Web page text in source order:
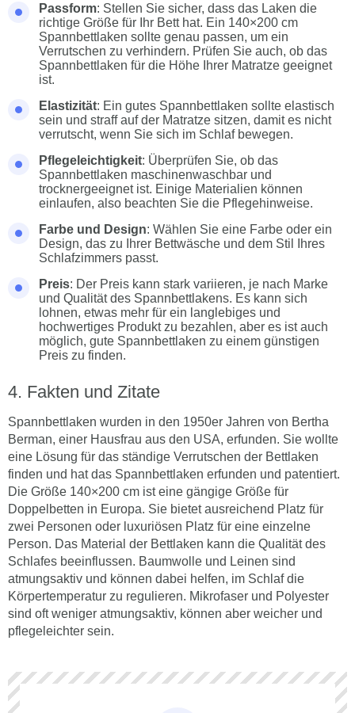
Passform: Stellen Sie sicher, dass das Laken die
richtige Größe für Ihr Bett hat. Ein 140×200 cm
Spannbettlaken sollte genau passen, um ein
Verrutschen zu verhindern. Prüfen Sie auch, ob das
Spannbettlaken für die Höhe Ihrer Matratze geeignet
ist.
Elastizität: Ein gutes Spannbettlaken sollte elastisch
sein und straff auf der Matratze sitzen, damit es nicht
verrutscht, wenn Sie sich im Schlaf bewegen.
Pflegeleichtigkeit: Überprüfen Sie, ob das
Spannbettlaken maschinenwaschbar und
trocknergeeignet ist. Einige Materialien können
einlaufen, also beachten Sie die Pflegehinweise.
Farbe und Design: Wählen Sie eine Farbe oder ein
Design, das zu Ihrer Bettwäsche und dem Stil Ihres
Schlafzimmers passt.
Preis: Der Preis kann stark variieren, je nach Marke
und Qualität des Spannbettlakens. Es kann sich
lohnen, etwas mehr für ein langlebiges und
hochwertiges Produkt zu bezahlen, aber es ist auch
möglich, gute Spannbettlaken zu einem günstigen
Preis zu finden.
Fakten und Zitate
Spannbettlaken wurden in den 1950er Jahren von Bertha
Berman, einer Hausfrau aus den USA, erfunden. Sie wollte
eine Lösung für das ständige Verrutschen der Bettlaken
finden und hat das Spannbettlaken erfunden und patentiert.
Die Größe 140×200 cm ist eine gängige Größe für
Doppelbetten in Europa. Sie bietet ausreichend Platz für
zwei Personen oder luxuriösen Platz für eine einzelne
Person. Das Material der Bettlaken kann die Qualität des
Schlafes beeinflussen. Baumwolle und Leinen sind
atmungsaktiv und können dabei helfen, im Schlaf die
Körpertemperatur zu regulieren. Mikrofaser und Polyester
sind oft weniger atmungsaktiv, können aber weicher und
pflegeleichter sein.